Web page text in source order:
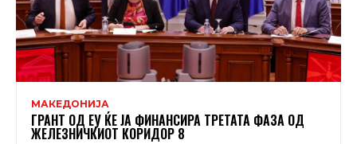
МАКЕДОНИЈА
ГРАНТ ОД ЕУ ЌЕ ЈА ФИНАНСИРА ТРЕТАТА ФАЗА ОД
ЖЕЛЕЗНИЧКИОТ КОРИДОР 8